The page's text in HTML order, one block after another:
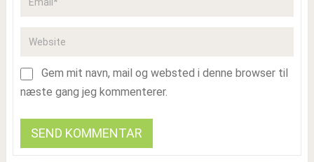
Gem mit navn, mail og websted i denne browser til
næste gang jeg kommenterer.